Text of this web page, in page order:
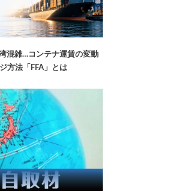
混雑…コンテナ運賃の変動
方法「FFA」とは